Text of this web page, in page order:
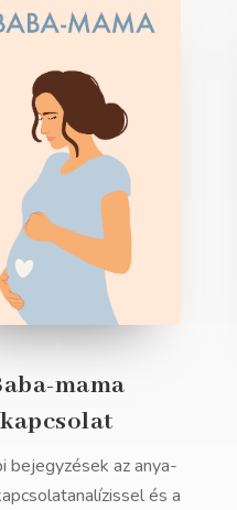
mama
kapcsolat
bejegyzések az anya-
és a